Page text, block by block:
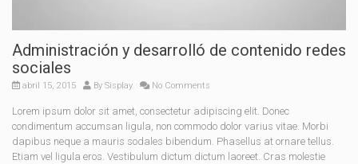
Administración y desarrolló de contenido redes
sociales
abril 15, 2015 By Sisplay No Comments
Lorem ipsum dolor sit amet, consectetur adipiscing elit. Donec
condimentum accumsan ligula, non commodo dolor varius vitae. Morbi
dapibus neque a mauris sodales bibendum. Phasellus at ornare tellus.
Etiam vel ligula eros. Vestibulum dictum dictum laoreet. Cras molestie